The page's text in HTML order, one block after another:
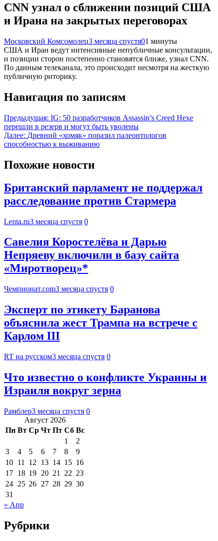
CNN узнал о сближении позиций США
и Ирана на закрытых переговорах
Московский Комсомолец3 месяца спустя01 минуты
США и Иран ведут интенсивные непубличные консультации,
и позиции сторон постепенно становятся ближе, узнал CNN.
По данным телеканала, это происходит несмотря на жесткую
публичную риторику.
Навигация по записям
Предыдущая: IG: 50 разработчиков Assassin’s Creed Hexe
перешли в резерв и могут быть уволены
Далее: Древний «хомяк» поразил палеонтологов
способностью к выживанию
Похожие новости
Британский парламент не поддержал
расследование против Стармера
Lenta.ru3 месяца спустя 0
Савелия Коростелёва и Дарью
Непряеву включили в базу сайта
«Миротворец»*
Чемпионат.com3 месяца спустя 0
Эксперт по этикету Баранова
объяснила жест Трампа на встрече с
Карлом III
RT на русском3 месяца спустя 0
Что известно о конфликте Украины и
Израиля вокруг зерна
Рамблер3 месяца спустя 0
Август 2026
Пн Вт Ср Чт Пт Сб Вс
1
2
3
4 5 6 7 8
9
10 11 12 13 14 15 16
17 18 19 20 21 22 23
24 25 26 27 28 29 30
31
« Апр
Рубрики